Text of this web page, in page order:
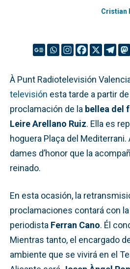
Cristian
À Punt Radiotelevisión
televisión esta tarde a partir
proclamación de la bellea del
Leire Arellano Ruiz. Ella es
hoguera Plaça del Mediterrani.
dames d’honor que la
reinado.
En esta ocasión, la
proclamaciones contará con
periodista Ferran Cano. Él
Mientras tanto, el encargado
ambiente que se vivirá en el